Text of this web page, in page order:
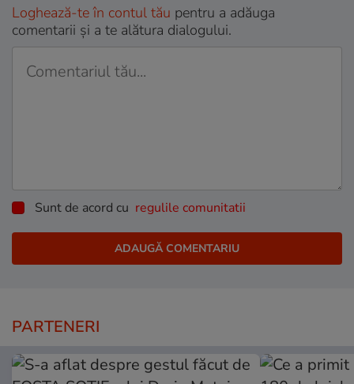
Loghează-te în contul tău pentru a adăuga
comentarii și a te alătura dialogului.
Sunt de acord cu regulile comunitatii
PARTENERI